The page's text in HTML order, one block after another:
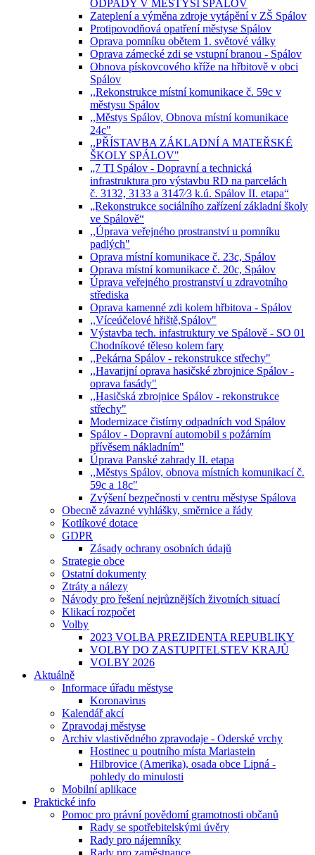
ODPADY V MĚSTYSI SPÁLOV
Zateplení a výměna zdroje vytápění v ZŠ Spálov
Protipovodňová opatření městyse Spálov
Oprava pomníku obětem 1. světové války
Oprava zámecké zdi se vstupní branou - Spálov
Obnova pískovcového kříže na hřbitově v obci
Spálov
,,Rekonstrukce místní komunikace č. 59c v
městysu Spálov
,,Městys Spálov, Obnova místní komunikace
24c"
,,PŘÍSTAVBA ZÁKLADNÍ A MATEŘSKÉ
ŠKOLY SPÁLOV"
„7 TI Spálov - Dopravní a technická
infrastruktura pro výstavbu RD na parcelách
č. 3132, 3133 a 3147⁄3 k.ú. Spálov II. etapa“
„Rekonstrukce sociálního zařízení základní školy
ve Spálově“
,,Úprava veřejného prostranství u pomníku
padlých"
Oprava místní komunikace č. 23c, Spálov
Oprava místní komunikace č. 20c, Spálov
Úprava veřejného prostranství u zdravotního
střediska
Oprava kamenné zdi kolem hřbitova - Spálov
,,Víceúčelové hřiště,Spálov"
Výstavba tech. infastruktury ve Spálově - SO 01
Chodníkové těleso kolem fary
,,Pekárna Spálov - rekonstrukce střechy"
,,Havarijní oprava hasičské zbrojnice Spálov -
oprava fasády"
,,Hasičská zbrojnice Spálov - rekonstrukce
střechy"
Modernizace čistírny odpadních vod Spálov
Spálov - Dopravní automobil s požárním
přívěsem nákladním"
Úprava Panské zahrady II. etapa
,,Městys Spálov, obnova místních komunikací č.
59c a 18c"
Zvýšení bezpečnosti v centru městyse Spálova
Obecně závazné vyhlášky, směrnice a řády
Kotlíkové dotace
GDPR
Zásady ochrany osobních údajů
Strategie obce
Ostatní dokumenty
Ztráty a nálezy
Návody pro řešení nejrůznějších životních situací
Klikací rozpočet
Volby
2023 VOLBA PREZIDENTA REPUBLIKY
VOLBY DO ZASTUPITELSTEV KRAJŮ
VOLBY 2026
Aktuálně
Informace úřadu městyse
Koronavirus
Kalendář akcí
Zpravodaj městyse
Archiv vlastivědného zpravodaje - Oderské vrchy
Hostinec u poutního místa Mariastein
Hilbrovice (Amerika), osada obce Lipná -
pohledy do minulosti
Mobilní aplikace
Praktické info
Pomoc pro právní povědomí gramotnosti občanů
Rady se spotřebitelskými úvěry
Rady pro nájemníky
Rady pro zaměstnance